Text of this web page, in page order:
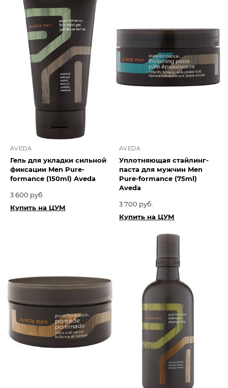
AVEDA
Гель для укладки сильной
фиксации Men Pure-
formance (150ml) Aveda
3 600 руб.
Купить на ЦУМ
AVEDA
Уплотняющая стайлинг-
паста для мужчин Men
Pure-formance (75ml)
Aveda
3 700 руб.
Купить на ЦУМ